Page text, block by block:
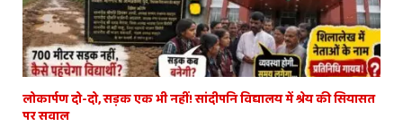
लोकार्पण दो-दो, सड़क एक भी नहीं! सांदीपनि विद्यालय में श्रेय की सियासत
पर सवाल